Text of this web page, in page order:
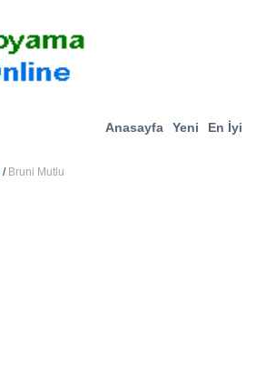
Anasayfa Yeni En İyi
/ Bruni Mutlu